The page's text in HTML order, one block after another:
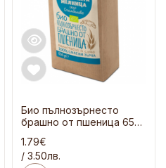
Био пълнозърнесто
брашно от пшеница 650
1.79€
/ 3.50лв.